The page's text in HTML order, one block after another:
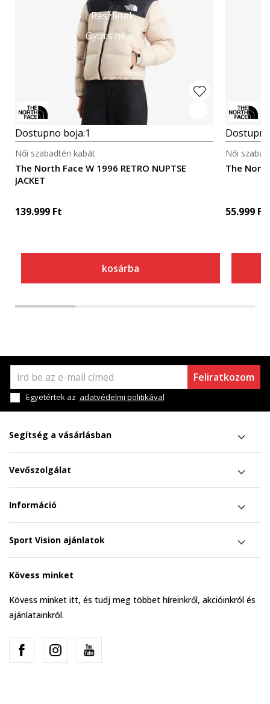
Részletek
Gyors nézet
Dostupno boja:1
The North Face W 1996 RETRO NUPTSE
JACKET
Női szabadtéri kabát
139.999 Ft
kosárba
The North
Női
55.999 Ft
Feliratkozom
Egyetértek az adatvédelmi politikával
Segítség a vásárlásban
Vevőszolgálat
Információ
Sport Vision ajánlatok
Kövess minket
Kövess minket itt, és tudj meg többet híreinkről, akcióinkról és
ajánlatainkról.